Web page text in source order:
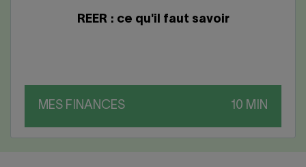
REER : ce qu'il faut savoir
MES FINANCES